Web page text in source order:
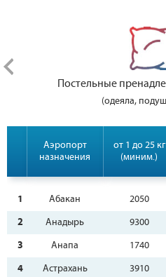
Постельные
(одеяла,
Аэропорт
назначения
от 1 до 25 кг
(миним.)
1 Абакан 2050
2 Анадырь 9300
3 Анапа 1740
4 Астрахань 3910